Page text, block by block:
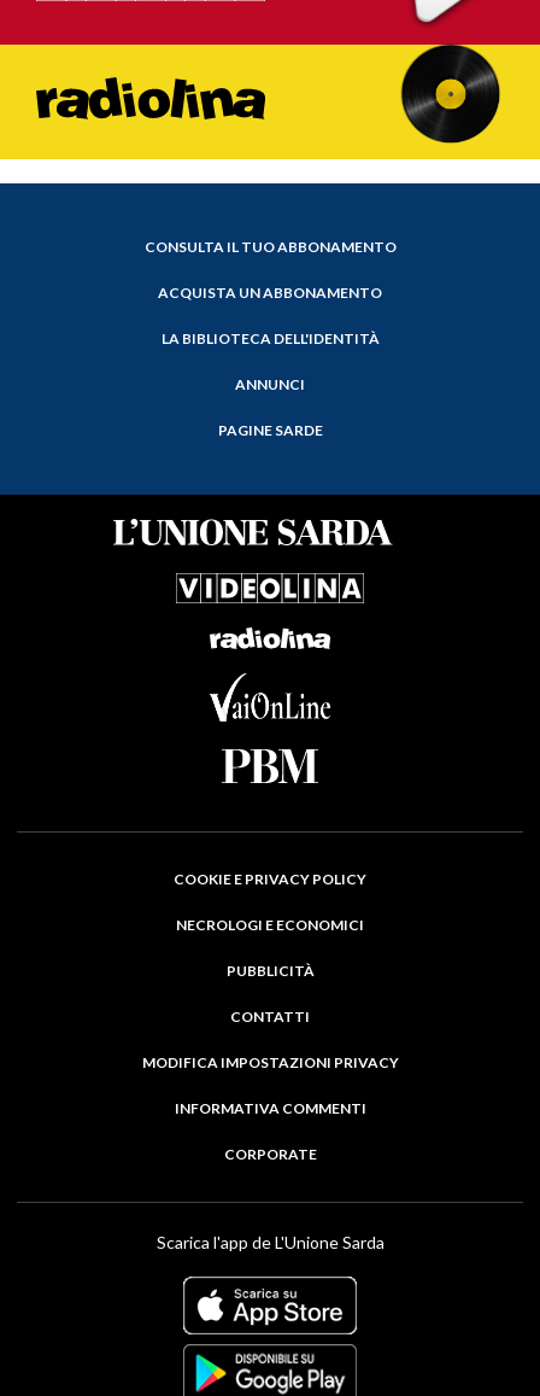
CONSULTA IL TUO ABBONAMENTO
ACQUISTA UN ABBONAMENTO
LA BIBLIOTECA DELL'IDENTITÀ
ANNUNCI
PAGINE SARDE
COOKIE E PRIVACY POLICY
NECROLOGI E ECONOMICI
PUBBLICITÀ
CONTATTI
MODIFICA IMPOSTAZIONI PRIVACY
INFORMATIVA COMMENTI
CORPORATE
Scarica l'app de L'Unione Sarda